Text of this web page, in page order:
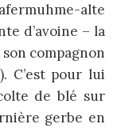
alte
d’avoine – la
compagnon
C’est pour lui
de blé sur
gerbe en